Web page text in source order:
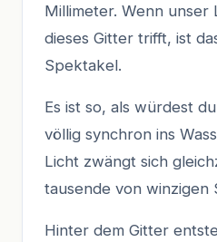
Millimeter. Wenn unser
dieses Gitter trifft, ist
Spektakel.
Es ist so, als würdest
völlig synchron ins
Licht zwängt sich
tausende von winzigen
Hinter dem Gitter